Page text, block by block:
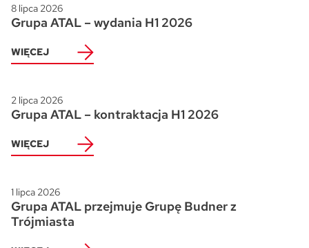
8 lipca 2026
Grupa ATAL – wydania H1 2026
WIĘCEJ
2 lipca 2026
Grupa ATAL – kontraktacja H1 2026
WIĘCEJ
1 lipca 2026
Grupa ATAL przejmuje Grupę Budner z
Trójmiasta